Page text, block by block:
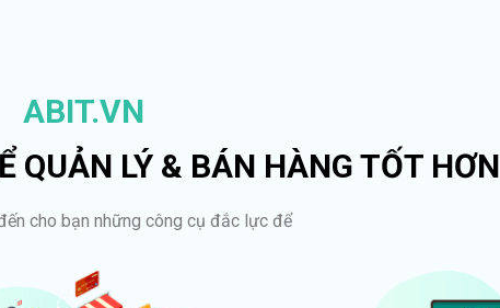
ABIT.VN
QUẢN LÝ & BÁN HÀNG TỐT HƠN
cho bạn những công cụ đắc lực để